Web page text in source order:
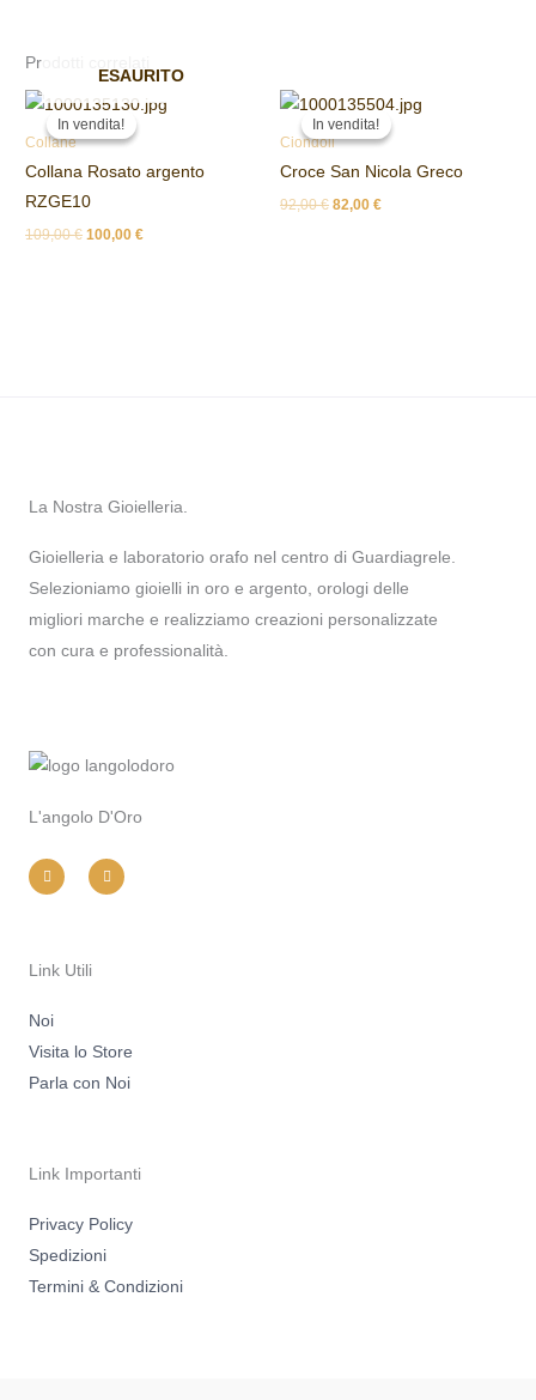
Prodotti correlati
In vendita!
ESAURITO
In vendita!
Collane
Collana Rosato argento
RZGE10
109,00€
Il
prezzo
originale
109,00 €.
100,00€
Il
prezzo
100,00 €.
In vendita!
In vendita!
Ciondoli
Croce San Nicola Greco
92,00€
Il
prezzo
originale
92,00 €.
82,00 €
Il
prezzo
attuale
82,00 €.
La Nostra Gioielleria.
Gioielleria e laboratorio orafo nel centro di Guardiagrele.
Selezioniamo gioielli in oro e argento, orologi delle
migliori marche e realizziamo creazioni personalizzate
con cura e professionalità.
L'angolo D'Oro
n
s
t
m
a
c
e
Link Utili
Noi
Visita lo Store
Parla con Noi
Link Importanti
Privacy Policy
Spedizioni
Termini & Condizioni